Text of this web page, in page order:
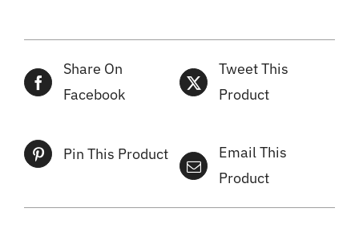
Share On
Facebook
Tweet This
Product
Pin This Product
Email This
Product